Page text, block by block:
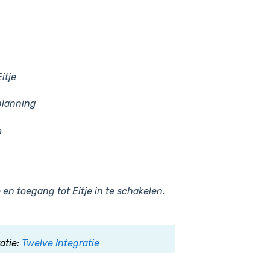
toegang tot Eitje in te schakelen.
Twelve Integratie